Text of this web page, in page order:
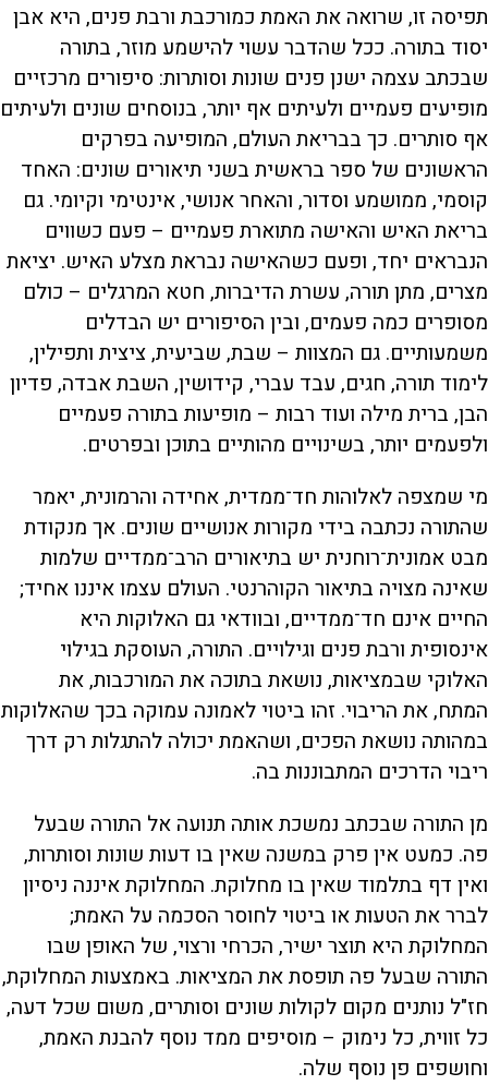
תפיסה זו, שרואה את האמת כמורכבת ורבת פנים, היא אבן
יסוד בתורה. ככל שהדבר עשוי להישמע מוזר, בתורה
שבכתב עצמה ישנן פנים שונות וסותרות: סיפורים מרכזיים
מופיעים פעמיים ולעיתים אף יותר, בנוסחים שונים ולעיתים
אף סותרים. כך בבריאת העולם, המופיעה בפרקים
הראשונים של ספר בראשית בשני תיאורים שונים: האחד
קוסמי, ממושמע וסדור, והאחר אנושי, אינטימי וקיומי. גם
בריאת האיש והאישה מתוארת פעמיים – פעם כשווים
הנבראים יחד, ופעם כשהאישה נבראת מצלע האיש. יציאת
מצרים, מתן תורה, עשרת הדיברות, חטא המרגלים – כולם
מסופרים כמה פעמים, ובין הסיפורים יש הבדלים
משמעותיים. גם המצוות – שבת, שביעית, ציצית ותפילין,
לימוד תורה, חגים, עבד עברי, קידושין, השבת אבדה, פדיון
הבן, ברית מילה ועוד רבות – מופיעות בתורה פעמיים
ולפעמים יותר, בשינויים מהותיים בתוכן ובפרטים.
מי שמצפה לאלוהות חד־ממדית, אחידה והרמונית, יאמר
שהתורה נכתבה בידי מקורות אנושיים שונים. אך מנקודת
מבט אמונית־רוחנית יש בתיאורים הרב־ממדיים שלמות
שאינה מצויה בתיאור הקוהרנטי. העולם עצמו איננו אחיד;
החיים אינם חד־ממדיים, ובוודאי גם האלוקות היא
אינסופית ורבת פנים וגילויים. התורה, העוסקת בגילוי
האלוקי שבמציאות, נושאת בתוכה את המורכבות, את
המתח, את הריבוי. זהו ביטוי לאמונה עמוקה בכך שהאלוקות
במהותה נושאת הפכים, ושהאמת יכולה להתגלות רק דרך
ריבוי הדרכים המתבוננות בה.
מן התורה שבכתב נמשכת אותה תנועה אל התורה שבעל
פה. כמעט אין פרק במשנה שאין בו דעות שונות וסותרות,
ואין דף בתלמוד שאין בו מחלוקת. המחלוקת איננה ניסיון
לברר את הטעות או ביטוי לחוסר הסכמה על האמת;
המחלוקת היא תוצר ישיר, הכרחי ורצוי, של האופן שבו
התורה שבעל פה תופסת את המציאות. באמצעות המחלוקת,
חז"ל נותנים מקום לקולות שונים וסותרים, משום שכל דעה,
כל זווית, כל נימוק – מוסיפים ממד נוסף להבנת האמת,
וחושפים פן נוסף שלה.